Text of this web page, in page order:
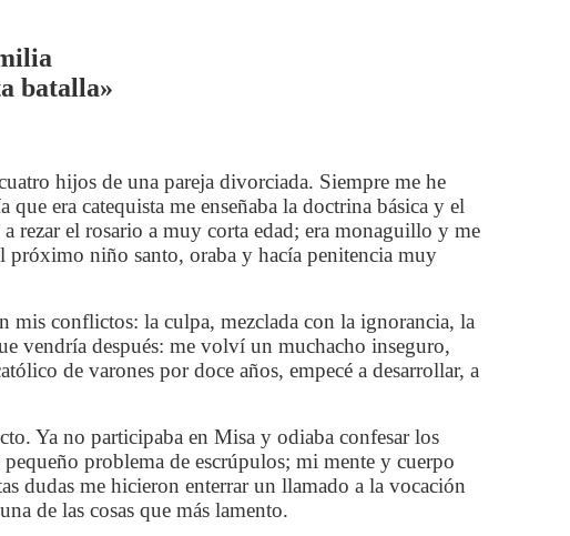
batalla»
hijos de una pareja divorciada. Siempre me he
era catequista me enseñaba la doctrina básica y el
rezar el rosario a muy corta edad; era monaguillo y me
próximo niño santo, oraba y hacía penitencia muy
mis conflictos: la culpa, mezclada con la ignorancia, la
vendría después: me volví un muchacho inseguro,
de varones por doce años, empecé a desarrollar, a
Ya no participaba en Misa y odiaba confesar los
problema de escrúpulos; mi mente y cuerpo
dudas me hicieron enterrar un llamado a la vocación
de las cosas que más lamento.